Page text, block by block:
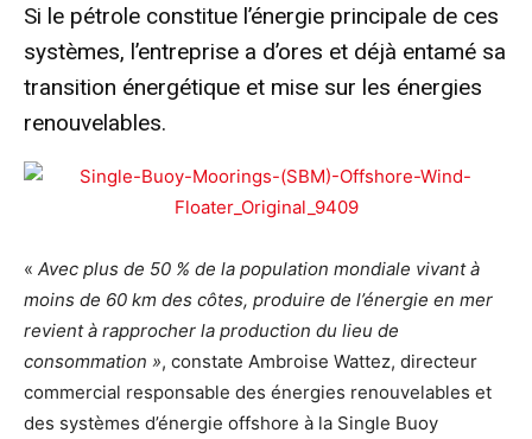
Si le pétrole constitue l’énergie principale de ces
systèmes, l’entreprise a d’ores et déjà entamé sa
transition énergétique et mise sur les énergies
renouvelables.
« Avec plus de 50 % de la population mondiale vivant à
moins de 60 km des côtes, produire de l’énergie en mer
revient à rapprocher la production du lieu de
consommation », constate Ambroise Wattez, directeur
commercial responsable des énergies renouvelables et
des systèmes d’énergie offshore à la Single Buoy